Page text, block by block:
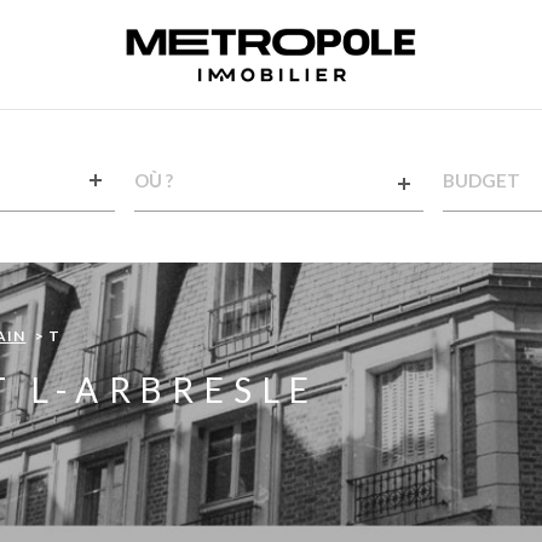
TEXTE
RÉFÉRENCE
T
L-ARBRESLE